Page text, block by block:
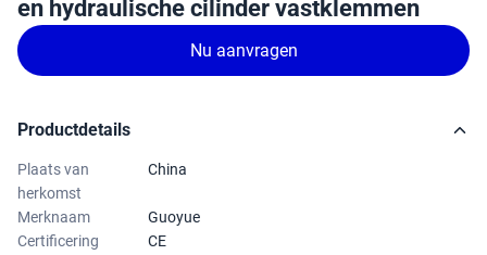
en hydraulische cilinder vastklemmen
Nu aanvragen
Productdetails
Plaats van
herkomst
China
Merknaam
Guoyue
Certificering
CE